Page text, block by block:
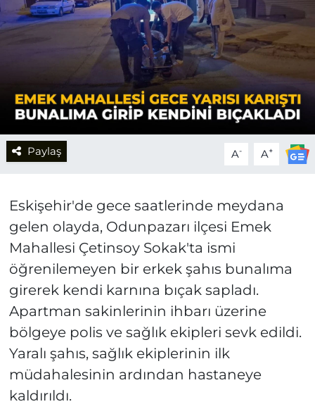
Paylaş A- A+
Eskişehir'de gece saatlerinde meydana
gelen olayda, Odunpazarı ilçesi Emek
Mahallesi Çetinsoy Sokak'ta ismi
öğrenilemeyen bir erkek şahıs bunalıma
girerek kendi karnına bıçak sapladı.
Apartman sakinlerinin ihbarı üzerine
bölgeye polis ve sağlık ekipleri sevk edildi.
Yaralı şahıs, sağlık ekiplerinin ilk
müdahalesinin ardından hastaneye
kaldırıldı.